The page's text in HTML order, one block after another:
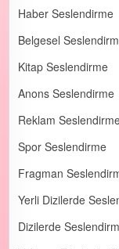
Haber Seslendirme
Belgesel
Kitap Seslendirme
Anons Seslendirme
Reklam
Spor Seslendirme
Fragman
Yerli Dizilerde
Dizilerde